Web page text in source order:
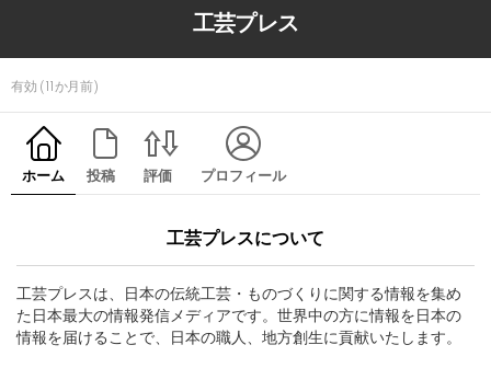
工芸プレス
有効 (11か月前)
ホーム 投稿 評価 プロフィール
工芸プレスについて
工芸プレスは、日本の伝統工芸・ものづくりに関する情報を集め
た日本最大の情報発信メディアです。世界中の方に情報を日本の
情報を届けることで、日本の職人、地方創生に貢献いたします。